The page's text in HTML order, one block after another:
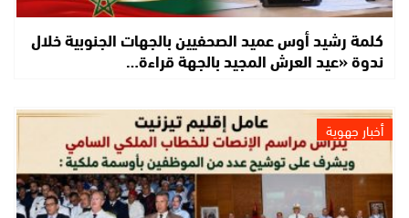
كلمة رشيد أوس عميد الصحفيين بالجهات الجنوبية خلال
ندوة «عيد العرش المجيد بالجهة قراءة…
أخبار جهوية